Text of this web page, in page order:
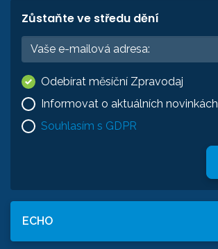
Zůstaňte ve středu dění
Odebírat měsíční Zpravodaj
Informovat o aktuálních novinkách
Souhlasím s GDPR
ECHO